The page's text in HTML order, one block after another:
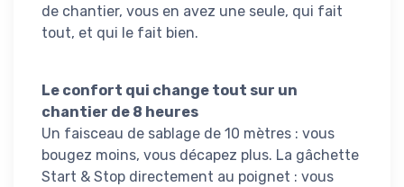
de chantier, vous en avez une seule, qui fait
tout, et qui le fait bien.
Le confort qui change tout sur un
chantier de 8 heures
Un faisceau de sablage de 10 mètres : vous
bougez moins, vous décapez plus. La gâchette
Start & Stop directement au poignet : vous